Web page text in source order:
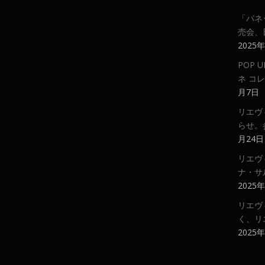
「パ
売会、
2025
POP
ネ コ
月7日
リエ
らせ
月24日
リエ
ナ・サ
2025
リエ
く、
2025